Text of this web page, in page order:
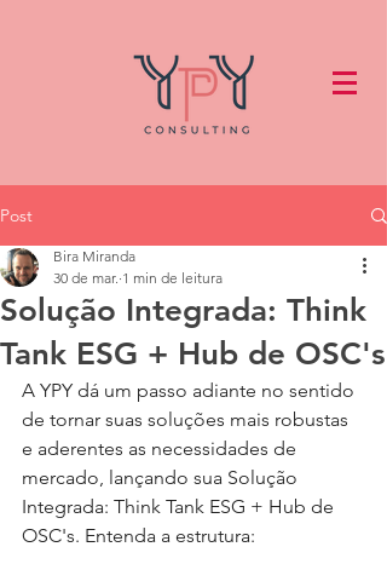
Post
Solução Integrada: Think
Tank ESG + Hub de OSC's
Bira Miranda
30 de mar. 1 min de leitura
A YPY dá um passo adiante no sentido
de tornar suas soluções mais robustas
e aderentes as necessidades de
mercado, lançando sua Solução
Integrada: Think Tank ESG + Hub de
OSC's. Entenda a estrutura: